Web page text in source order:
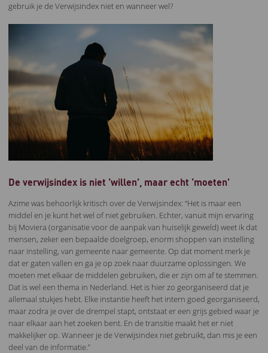
gebruik je de Verwijsindex niet en wanneer wel?
De verwijsindex is niet ‘willen’, maar echt ‘moeten’
Azime was behoorlijk kritisch over de Verwijsindex: “Het is maar een
middel en je kunt het wel of niet gebruiken. Echter, vanuit mijn ervaring
bij Moviera (organisatie voor de aanpak van huiselijk geweld) weet ik dat
mensen, zeker een bepaalde doelgroep, enorm shoppen van instelling
naar instelling, van gemeente naar gemeente. Op dat moment merk je
dat er gaten vallen en ga je op zoek naar duurzame oplossingen. We
moeten met elkaar de middelen gebruiken, die er zijn om af te stemmen.
Dat is wel een thema in Nederland. Het is hier zo georganiseerd dat je
allemaal stukjes hebt. Elke instantie heeft het intern goed georganiseerd,
maar zodra je over de drempel stapt, ontstaat er een grijs gebied waar je
naar elkaar aan het zoeken bent. En de transitie maakt het er niet
makkelijker op. Wanneer je de Verwijsindex niet gebruikt, dan mis je een
deel van de informatie.”